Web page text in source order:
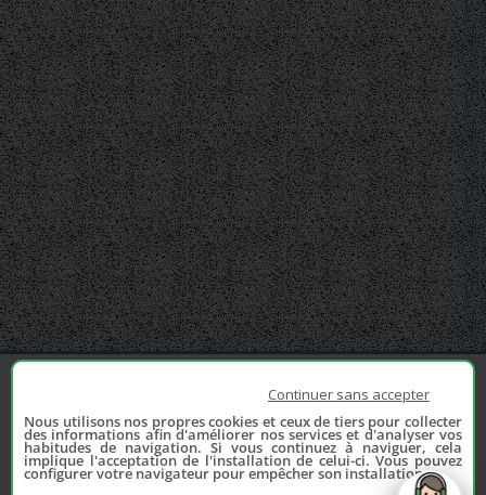
Depuis 2006, France Casse accompagne les
Continuer sans accepter
Nous utilisons nos propres cookies et ceux de tiers pour collecter
des informations afin d'améliorer nos services et d'analyser vos
habitudes de navigation. Si vous continuez à naviguer, cela
implique l'acceptation de l'installation de celui-ci. Vous pouvez
configurer votre navigateur pour empêcher son installation.